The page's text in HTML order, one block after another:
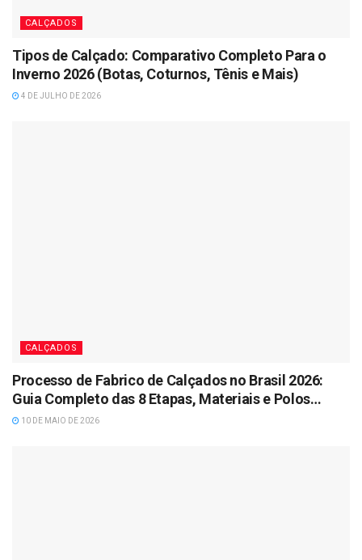
CALÇADOS
Tipos de Calçado: Comparativo Completo Para o
Inverno 2026 (Botas, Coturnos, Tênis e Mais)
4 DE JULHO DE 2026
CALÇADOS
Processo de Fabrico de Calçados no Brasil 2026:
Guia Completo das 8 Etapas, Materiais e Polos
Industriais
10 DE MAIO DE 2026